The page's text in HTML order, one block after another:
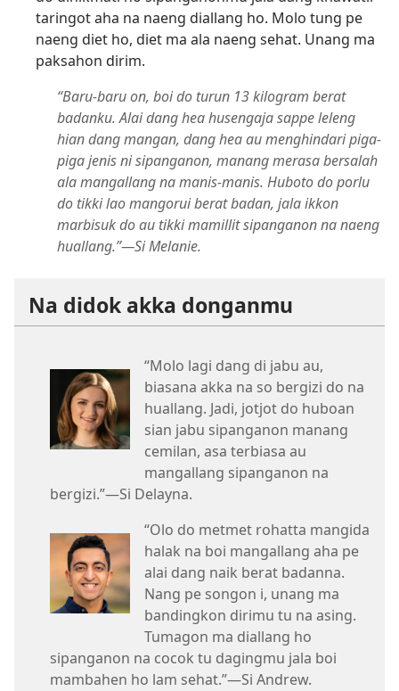
taringot aha na naeng diallang ho. Molo tung pe
naeng diet ho, diet ma ala naeng sehat. Unang ma
paksahon dirim.
“Baru-baru on, boi do turun 13 kilogram berat
badanku. Alai dang hea husengaja sappe leleng
hian dang mangan, dang hea au menghindari piga-
piga jenis ni sipanganon, manang merasa bersalah
ala mangallang na manis-manis. Huboto do porlu
do tikki lao mangorui berat badan, jala ikkon
marbisuk do au tikki mamillit sipanganon na naeng
huallang.”—Si Melanie.
Na didok akka donganmu
“Molo lagi dang di jabu au,
biasana akka na so bergizi do na
huallang. Jadi, jotjot do huboan
sian jabu sipanganon manang
cemilan, asa terbiasa au
mangallang sipanganon na
bergizi.”—Si Delayna.
“Olo do metmet rohatta mangida
halak na boi mangallang aha pe
alai dang naik berat badanna.
Nang pe songon i, unang ma
bandingkon dirimu tu na asing.
Tumagon ma diallang ho
sipanganon na cocok tu dagingmu jala boi
mambahen ho lam sehat.”—Si Andrew.